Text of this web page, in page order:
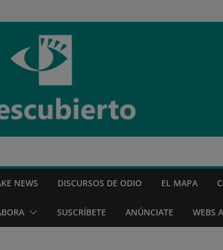
NEWS DISCURSOS DE ODIO EL MAPA
SUSCRÍBETE ANÚNCIATE WEBS